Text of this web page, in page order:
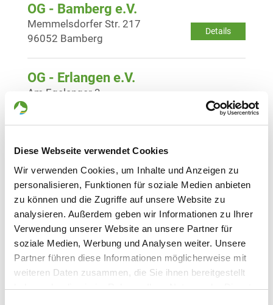
Diese Webseite verwendet Cookies
Wir verwenden Cookies, um Inhalte und Anzeigen zu
personalisieren, Funktionen für soziale Medien anbieten
zu können und die Zugriffe auf unsere Website zu
analysieren. Außerdem geben wir Informationen zu Ihrer
Verwendung unserer Website an unsere Partner für
soziale Medien, Werbung und Analysen weiter. Unsere
Partner führen diese Informationen möglicherweise mit
weiteren Daten zusammen, die Sie ihnen bereitgestellt
haben oder die sie im Rahmen Ihrer Nutzung der Dienste
OG - Bamberg e.V.
Details
Memmelsdorfer Str. 217
96052 Bamberg
OG - Erlangen e.V.
Details
Am Egelanger 3
OG - Forchheim-Nord e.V.
Details
91301 Forchheim
OG - Frauenaurach
Schleusenstr. 51
91056 Erlangen